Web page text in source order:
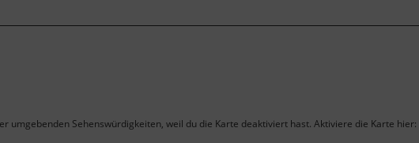
umgebenden Sehenswürdigkeiten, weil du die Karte deaktiviert hast. Aktiviere die Karte hier: